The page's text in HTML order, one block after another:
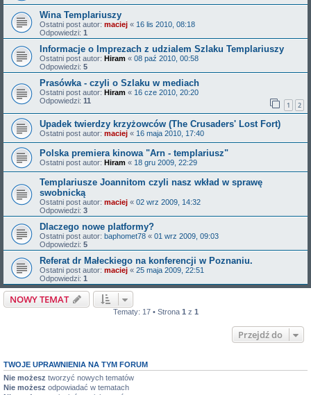
Wina Templariuszy
Ostatni post autor: maciej « 16 lis 2010, 08:18
Odpowiedzi: 1
Informacje o Imprezach z udzialem Szlaku Templariuszy
Ostatni post autor: Hiram « 08 paź 2010, 00:58
Odpowiedzi: 5
Prasówka - czyli o Szlaku w mediach
Ostatni post autor: Hiram « 16 cze 2010, 20:20
Odpowiedzi: 11 1 2
Upadek twierdzy krzyżowców (The Crusaders' Lost Fort)
Ostatni post autor: maciej « 16 maja 2010, 17:40
Polska premiera kinowa "Arn - templariusz"
Ostatni post autor: Hiram « 18 gru 2009, 22:29
Templariusze Joannitom czyli nasz wkład w sprawę
swobnicką
Ostatni post autor: maciej « 02 wrz 2009, 14:32
Odpowiedzi: 3
Dlaczego nowe platformy?
Ostatni post autor: baphomet78 « 01 wrz 2009, 09:03
Odpowiedzi: 5
Referat dr Małeckiego na konferencji w Poznaniu.
Ostatni post autor: maciej « 25 maja 2009, 22:51
Odpowiedzi: 1
NOWY TEMAT
Tematy: 17 • Strona 1 z 1
Przejdź do
TWOJE UPRAWNIENIA NA TYM FORUM
Nie możesz tworzyć nowych tematów
Nie możesz odpowiadać w tematach